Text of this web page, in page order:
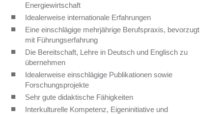
Energiewirtschaft
Idealerweise internationale Erfahrungen
Eine einschlägige mehrjährige Berufspraxis, bevorzugt
mit Führungserfahrung
Die Bereitschaft, Lehre in Deutsch und Englisch zu
übernehmen
Idealerweise einschlägige Publikationen sowie
Forschungsprojekte
Sehr gute didaktische Fähigkeiten
Interkulturelle Kompetenz, Eigeninitiative und